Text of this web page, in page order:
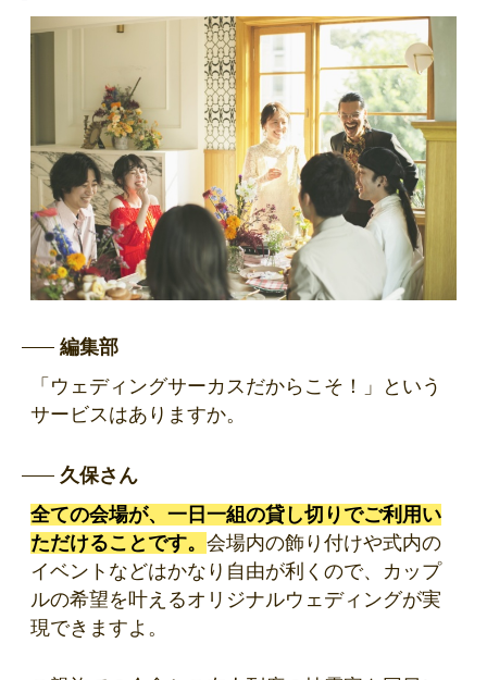
編集部
「ウェディングサーカスだからこそ！」という
サービスはありますか。
久保さん
全ての会場が、一日一組の貸し切りでご利用い
ただけることです。 会場内の飾り付けや式内の
イベントなどはかなり自由が利くので、カップ
ルの希望を叶えるオリジナルウェディングが実
現できますよ。